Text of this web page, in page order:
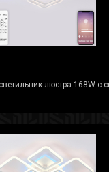
люстра 168W с